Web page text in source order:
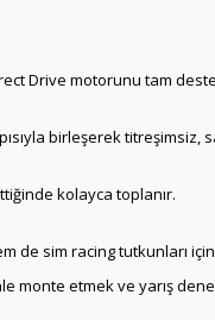
Drive motorunu tam
birleşerek titreşimsiz,
kolayca toplanır.
de sim racing tutkunları
monte etmek ve yarış